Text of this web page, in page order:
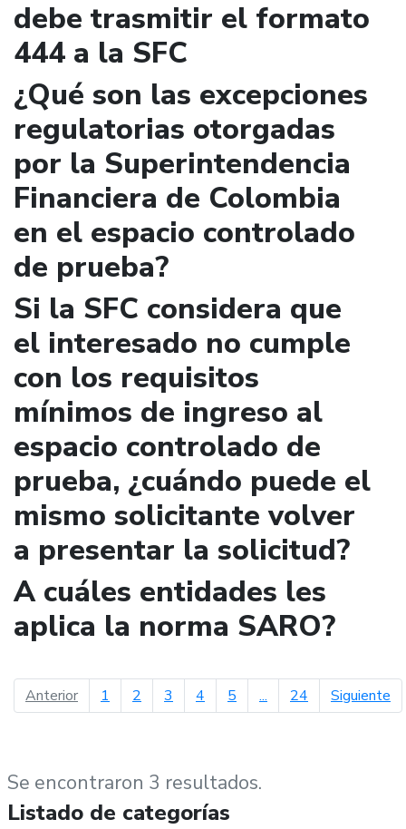
debe trasmitir el formato
444 a la SFC
¿Qué son las excepciones
regulatorias otorgadas
por la Superintendencia
Financiera de Colombia
en el espacio controlado
de prueba?
Si la SFC considera que
el interesado no cumple
con los requisitos
mínimos de ingreso al
espacio controlado de
prueba, ¿cuándo puede el
mismo solicitante volver
a presentar la solicitud?
A cuáles entidades les
aplica la norma SARO?
Anteriorpágina anterior
1 2 3 4 5 ... 24 Siguiente
Se encontraron 3 resultados.
Listado de categorías